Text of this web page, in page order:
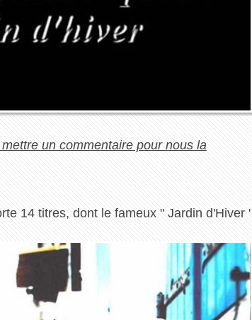
un commentaire pour nous la
14 titres, dont le fameux " Jardin d'Hiver '